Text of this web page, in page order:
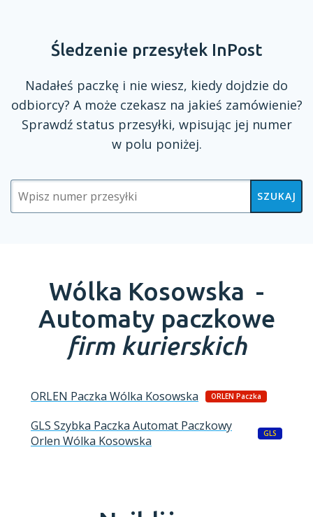
Śledzenie przesyłek InPost
Nadałeś paczkę i nie wiesz, kiedy dojdzie do
odbiorcy? A może czekasz na jakieś zamówienie?
Sprawdź status przesyłki, wpisując jej numer
w polu poniżej.
SZUKAJ
Wólka Kosowska -
Automaty paczkowe
firm kurierskich
ORLEN Paczka Wólka Kosowska ORLEN Paczka
GLS Szybka Paczka Automat Paczkowy
Orlen Wólka Kosowska
GLS